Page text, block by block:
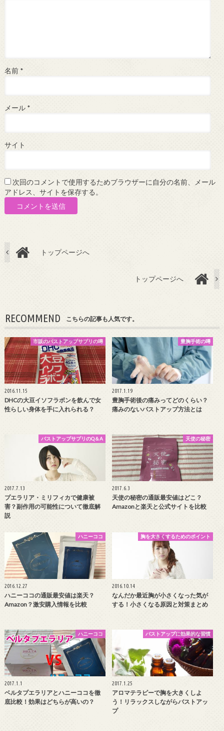
名前 *
メール *
サイト
次回のコメントで使用するためブラウザーに自分の名前、メール
アドレス、サイトを保存する。
トップページへ
トップページへ
RECOMMEND こちらの記事も人気です。
市販のバストアップサプリの噂
2016.11.15
DHCの大豆イソフラボンを飲んで女
性らしい身体を手に入れられる？
豊胸手術の噂
2017.1.19
豊胸手術後の痛みってどのくらい？
痛みのないバストアップ方法とは
バストアップサプリのQ＆A
2017.7.13
プエラリア・ミリフィカで健康被
害？副作用の可能性について徹底解
説
天使の秘密
2017.6.3
天使の秘密の通販最安値はどこ？
Amazonと楽天と公式サイトを比較
ハニーココ
2016.12.27
ハニーココの通販最安値は楽天？
Amazon？激安購入情報を比較
胸を大きくするためのポイント
2016.10.14
なんだか最近胸が小さくなった気が
する！小さくなる原因と対策まとめ
ハニーココ
2017.1.1
ベルタプエラリアとハニーココを徹
底比較！効果はどちらが高いの？
バストアップに効果的な習慣
2017.1.25
アロマテラピーで胸を大きくしよ
う！リラックスしながらバストアッ
プ